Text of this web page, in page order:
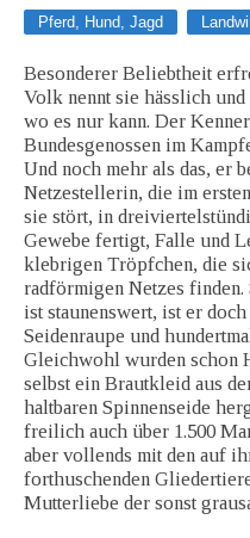
Pferd, Hund, Jagd
Besonderer Beliebtheit
Volk nennt sie hässlich
wo es nur kann. Der
Bundesgenossen im
Und noch mehr als das, er
Netzestellerin, die im
sie stört, in
Gewebe fertigt, Falle und
klebrigen Tröpfchen, die
radförmigen Netzes finden.
ist staunenswert, ist er
Seidenraupe und
Gleichwohl wurden schon
selbst ein Brautkleid aus
haltbaren Spinnenseide
freilich auch über 1.500
aber vollends mit den auf
forthuschenden
Mutterliebe der sonst